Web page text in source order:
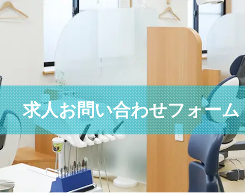
求人お問い合わせフォーム